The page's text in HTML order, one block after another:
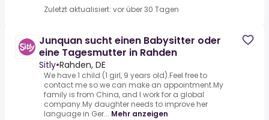
Zuletzt aktualisiert: vor über 30 Tagen
Junquan sucht einen Babysitter oder
eine Tagesmutter in Rahden
Sitly•Rahden, DE
We have 1 child (1 girl, 9 years old).Feel free to
contact me so we can make an appointment.My
family is from China, and I work for a global
company.My daughter needs to improve her
language in Ger... Mehr anzeigen